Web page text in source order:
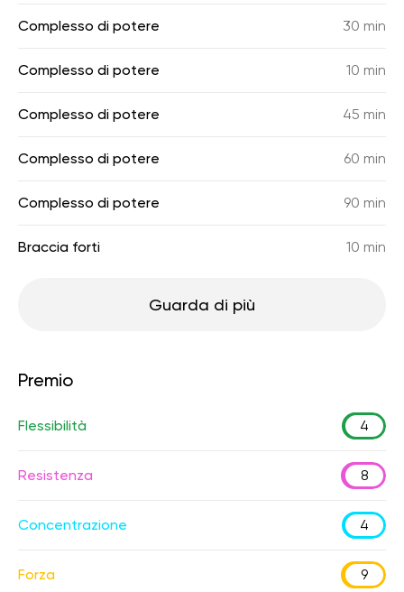
Complesso di potere 30 min
Complesso di potere 10 min
Complesso di potere 45 min
Complesso di potere 60 min
Complesso di potere 90 min
Braccia forti 10 min
Guarda di più
Premio
Flessibilità 4
Resistenza 8
Concentrazione 4
Forza 9